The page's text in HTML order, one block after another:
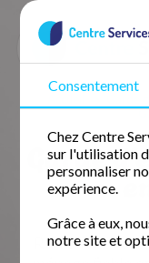
Consentement
Chez Centre
sur l'utilisation
personnaliser
expérience.
Grâce à eux,
notre site et
Garde
Retrouvez